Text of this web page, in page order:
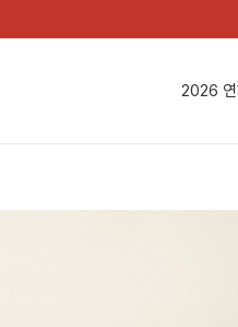
2026